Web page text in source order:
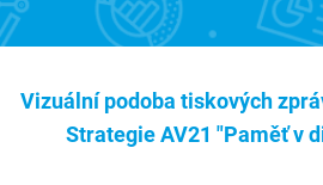
Vizuální podoba tiskových
Strategie AV21 "Paměť v